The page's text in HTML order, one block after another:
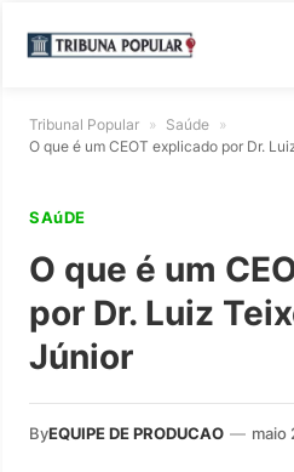
Tribunal Popular » Saúde »
O que é um CEOT explicado por Dr.
SAúDE
O que é um
por Dr. Luiz
Júnior
ByEQUIPE DE PRODUCAO — maio